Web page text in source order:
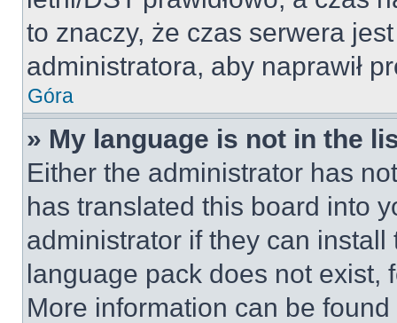
to znaczy, że czas serwera
administratora, aby naprawił
Góra
» My language is not in the
Either the administrator has
has translated this board into
administrator if they can
language pack does not exist,
More information can be